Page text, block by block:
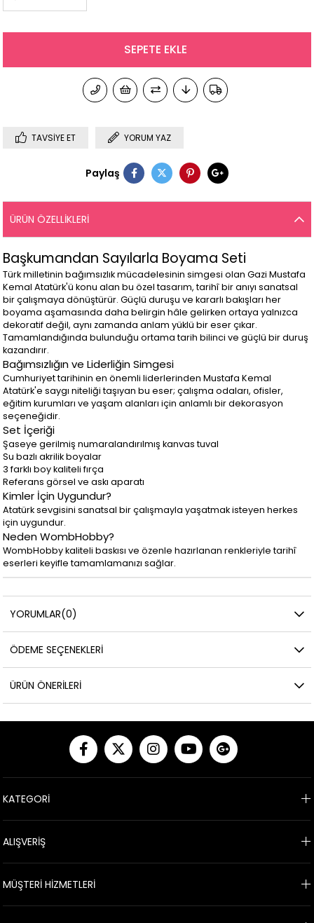
TAVSIYE ET YORUM YAZ
Paylaş
ÜRÜN ÖZELLIKLERI
Başkumandan Sayılarla Boyama Seti
Türk milletinin bağımsızlık mücadelesinin simgesi olan Gazi Mustafa
Kemal Atatürk'ü konu alan bu özel tasarım, tarihî bir anıyı sanatsal
bir çalışmaya dönüştürür. Güçlü duruşu ve kararlı bakışları her
boyama aşamasında daha belirgin hâle gelirken ortaya yalnızca
dekoratif değil, aynı zamanda anlam yüklü bir eser çıkar.
Tamamlandığında bulunduğu ortama tarih bilinci ve güçlü bir duruş
kazandırır.
Bağımsızlığın ve Liderliğin Simgesi
Cumhuriyet tarihinin en önemli liderlerinden Mustafa Kemal
Atatürk'e saygı niteliği taşıyan bu eser; çalışma odaları, ofisler,
eğitim kurumları ve yaşam alanları için anlamlı bir dekorasyon
seçeneğidir.
Set İçeriği
Şaseye gerilmiş numaralandırılmış kanvas tuval
Su bazlı akrilik boyalar
3 farklı boy kaliteli fırça
Referans görsel ve askı aparatı
Kimler İçin Uygundur?
Atatürk sevgisini sanatsal bir çalışmayla yaşatmak isteyen herkes
için uygundur.
Neden WombHobby?
WombHobby kaliteli baskısı ve özenle hazırlanan renkleriyle tarihî
eserleri keyifle tamamlamanızı sağlar.
YORUMLAR(0)
ÖDEME SEÇENEKLERI
ÜRÜN ÖNERILERI
KATEGORİ
ALIŞVERİŞ
MÜŞTERİ HİZMETLERİ